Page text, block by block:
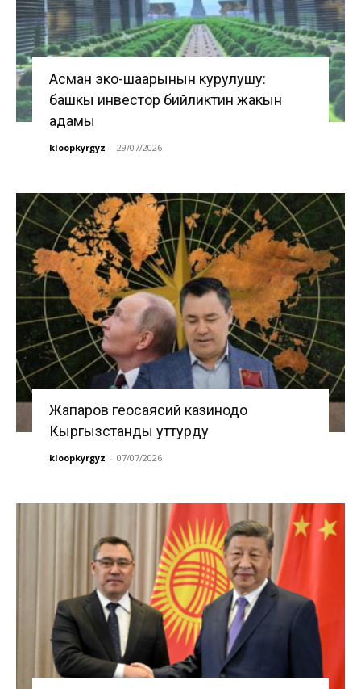
Асман эко-шаарынын курулушу:
башкы инвестор бийликтин жакын
адамы
kloopkyrgyz - 29/07/2026
Жапаров геосаясий казинодо
Кыргызстанды уттурду
kloopkyrgyz - 07/07/2026